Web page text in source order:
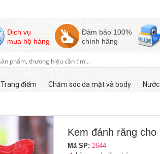
Dịch vụ
mua hộ hàng
Đảm bảo 100%
chính hãng
Trang điểm Chăm sóc da mặt và body
Còn hàng
Kem đánh răng cho
Mã SP: 2644